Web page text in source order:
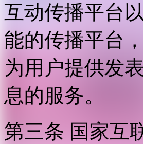
互动传播平台
能的传播平台
为用户提供发
息的服务。
第三条 国家互